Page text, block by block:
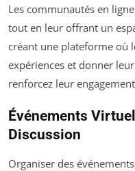
Les communautés en
tout en leur offrant un
créant une plateforme où
expériences et donner
renforcez leur
Événements
Discussion
Organiser des